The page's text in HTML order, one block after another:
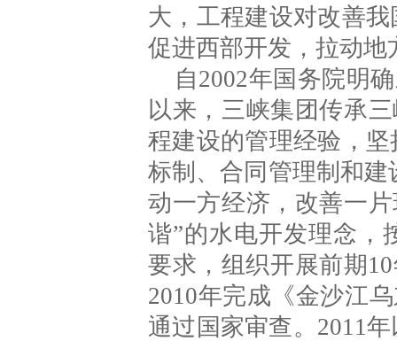
大，工程建设对改善
促进西部开发，拉动
自2002年国务院明
以来，三峡集团传承
程建设的管理经验，
标制、合同管理制和
动一方经济，改善一
谐”的水电开发理念，
要求，组织开展前期
2010年完成《金沙江
通过国家审查。2011